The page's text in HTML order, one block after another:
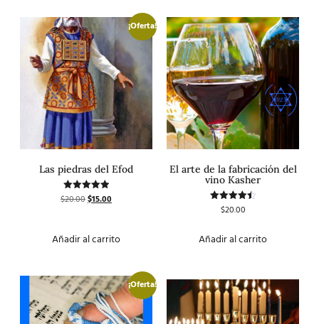
¡Oferta!
Las piedras del Efod
Valorado
con
$20.00$15.00
Añadir al carrito
El arte de la fabricación del
vino Kasher
Valorado
$20.00
Añadir al carrito
¡Oferta!